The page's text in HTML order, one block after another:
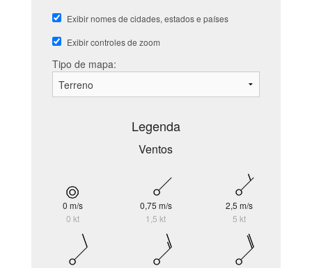
Exibir nomes de cidades, estados e países
Exibir controles de zoom
Tipo de mapa:
Legenda
Ventos
0 m/s
0 kt
0,75 m/s
1,5 kt
2,5 m/s
5 kt